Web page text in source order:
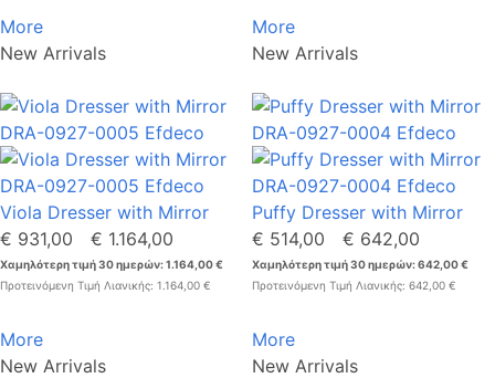
More
New Arrivals
More
New Arrivals
Viola Dresser with Mirror
€ 931,00
€ 1.164,00
Χαμηλότερη τιμή 30 ημερών: 1.164,00 €
Προτεινόμενη Τιμή Λιανικής: 1.164,00 €
More
New Arrivals
Puffy Dresser with Mirror
€ 514,00
€ 642,00
Χαμηλότερη τιμή 30 ημερών: 642,00 €
Προτεινόμενη Τιμή Λιανικής: 642,00 €
More
New Arrivals